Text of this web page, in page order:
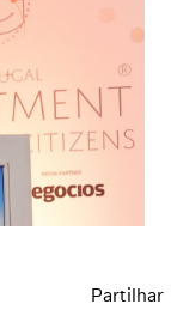
Partilhar